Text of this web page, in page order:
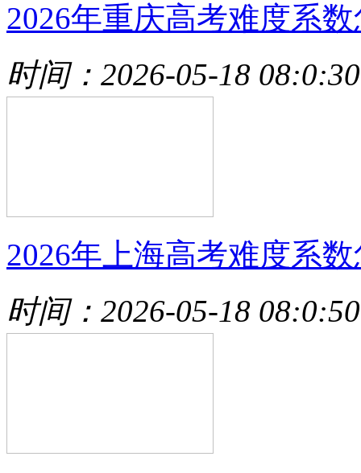
2026年重庆高考难度系
时间：2026-05-18 08:0:30
2026年上海高考难度系
时间：2026-05-18 08:0:50